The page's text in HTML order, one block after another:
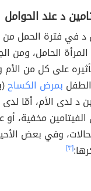
د عند الحوامل
في فترة الحمل من
الحامل، ومن
على كل من الأم
بمرض الكساح
د لدى الأم، أمّا
مخفية، أو
وفي بعض
[٣]